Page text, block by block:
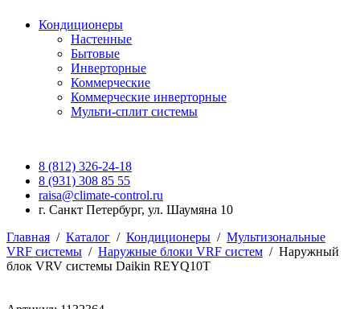
Кондиционеры
Настенные
Бытовые
Инверторные
Коммерческие
Коммерческие инверторные
Мульти-сплит системы
8 (812) 326-24-18
8 (931) 308 85 55
raisa@climate-control.ru
г. Санкт Петербург, ул. Шаумяна 10
Главная / Каталог / Кондиционеры / Мультизональные
VRF системы / Наружные блоки VRF систем / Наружный
блок VRV системы Daikin REYQ10T